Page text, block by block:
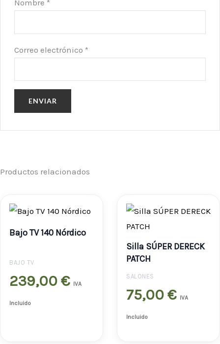
Nombre *
Correo electrónico *
Productos relacionados
Bajo TV 140 Nórdico
BAJO TV
239,00€ IVA
Incluido
Silla SÚPER DERECK
PATCH
SALONES
75,00€ IVA
Incluido